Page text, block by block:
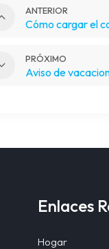
ANTERIOR
Cómo cargar el
PRÓXIMO
Aviso de
Enlaces
Hogar